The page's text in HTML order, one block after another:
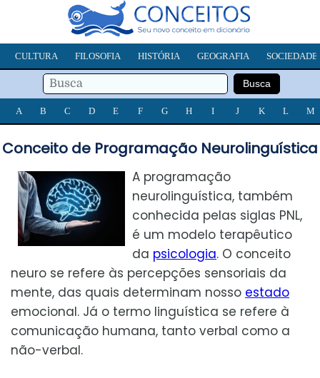
CULTURA FILOSOFIA HISTÓRIA GEOGRAFIA SOCIEDADE
A B C D E F G H I J K L M
Conceito de Programação Neurolinguística
A programação
neurolinguística, também
conhecida pelas siglas PNL,
é um modelo terapêutico
da psicologia. O conceito
neuro se refere às percepções sensoriais da
mente, das quais determinam nosso estado
emocional. Já o termo linguística se refere à
comunicação humana, tanto verbal como a
não-verbal.